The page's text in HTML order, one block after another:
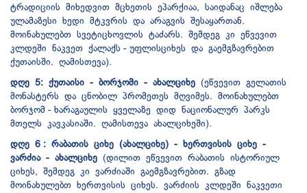
ტრადიციის მიხედვით მცხეთის ეპარქიაა, საიდანაც იშლება
ულამაზესი ხედი მტკვრის და არაგვის შესაყართან.
მოინახულებთ სვეტიცხოვლის ტაძარს. შემდეგ კი ეწვევით
კლდეში ნაკვეთ ქალაქს - უფლისციხეს და გაემგზავრებით
ქუთაისში. ღამისთევა).
დღე 5: ქუთაისი - ბორჯომი - ახალციხე (ეწვევით გელათის
მონასტერს და ცნობილ პრომეთეს მღვიმეს. მოინახულებთ
ბორჯომ - ხარაგაულის ყველაზე დიდ ნაციონალურ პარკს
მთელს კავკასიაში. ღამისთევა ახალციხეში).
დღე 6 : რაბათის ციხე (ახალციხე) - ხერთვისის ციხე -
ვარძია - ახალციხე (დილით ეწვევით რაბათის ისტორიულ
ციხეს, შემდეგ კი ვარძიაში გაემგზავრებით. გზად
მოინახულებთ ხერთვისის ციხეს. ვარძიის კლდეში ნაკვეთი